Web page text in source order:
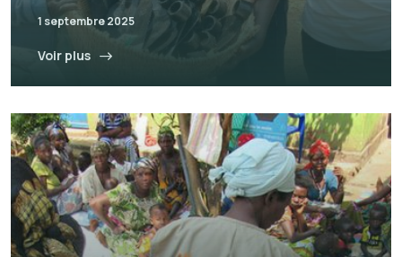
1 septembre 2025
Voir plus